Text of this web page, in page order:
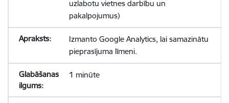
uzlabotu vietnes darbību un
pakalpojumus)
Izmanto Google Analytics, lai samazinātu
pieprasījuma līmeni.
1 minūte